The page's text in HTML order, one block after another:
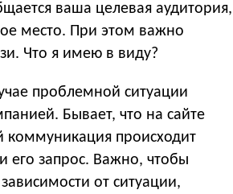
ваша целевая аудитория,
место. При этом важно
Что я имею в виду?
проблемной ситуации
Бывает, что на сайте
коммуникация происходит
его запрос. Важно, чтобы
от ситуации,